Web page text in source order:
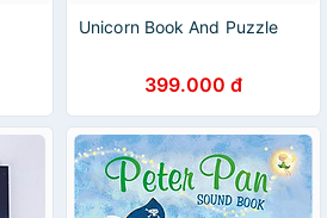
Unicorn Book And Puzzle
399.000 đ